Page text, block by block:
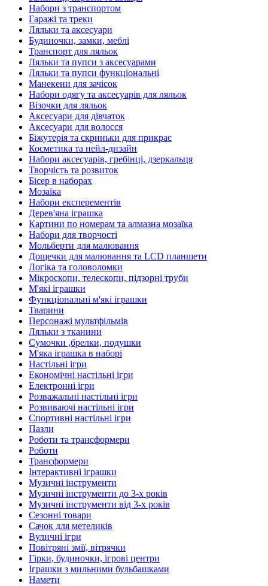
Набори з транспортом
Гаражі та треки
Ляльки та аксесуари
Будиночки, замки, меблі
Транспорт для ляльок
Ляльки та пупси з аксесуарами
Ляльки та пупси функціональні
Манекени для зачісок
Набори одягу та аксесуарів для ляльок
Візочки для ляльок
Аксесуари для дівчаток
Аксесуари для волосся
Біжутерія та скриньки для прикрас
Косметика та нейл-дизайн
Набори аксесуарів, гребінці, дзеркальця
Творчість та розвиток
Бісер в наборах
Мозаїка
Набори експерементів
Дерев'яна іграшка
Картини по номерам та алмазна мозаїка
Набори для творчості
Мольберти для малювання
Дощечки для малювання та LCD планшети
Логіка та головоломки
Мікроскопи, телескопи, підзорні труби
М'які іграшки
Функціональні м'які іграшки
Тварини
Персонажі мультфільмів
Ляльки з тканини
Сумочки ,брелки, подушки
М'яка іграшка в наборі
Настільні ігри
Економічні настільні ігри
Електронні ігри
Розважальні настільні ігри
Розвиваючі настільні ігри
Спортивні настільні ігри
Пазли
Роботи та трансформери
Роботи
Трансформери
Інтерактивні іграшки
Музичні інструменти
Музичні інструменти до 3-х років
Музичні інструменти від 3-х років
Сезонні товари
Сачок для метеликів
Вуличні ігри
Повітряні змії, вітрячки
Гірки, будиночки, ігрові центри
Іграшки з мильними бульбашками
Намети